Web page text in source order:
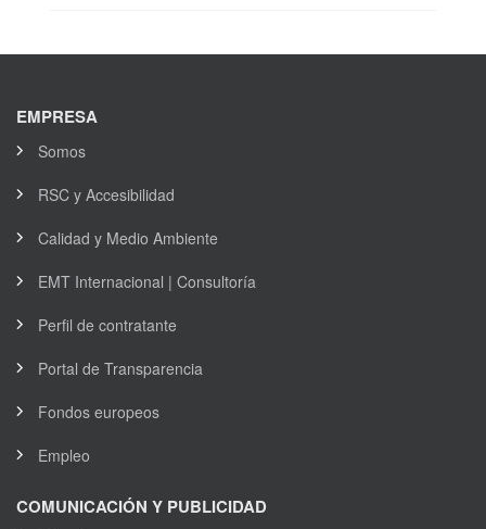
EMPRESA
Somos
RSC y Accesibilidad
Calidad y Medio Ambiente
EMT Internacional | Consultoría
Perfil de contratante
Portal de Transparencia
Fondos europeos
Empleo
COMUNICACIÓN Y PUBLICIDAD